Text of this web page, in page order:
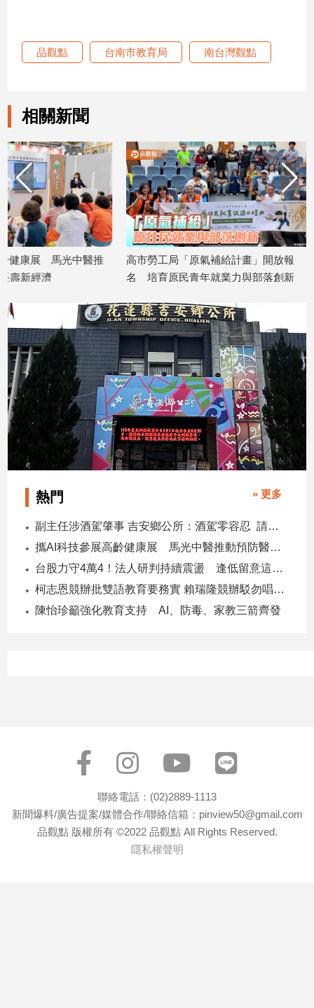
親
情
術
／
文
創
／
電
影
推
薦
科
戲
運
動
寵
物
Pet
影
音
合
作
品觀點 台南市教育局 南台灣觀點
相關新聞
高市勞工局「原氣補給計畫」開放報
名 培育原民青年就業力與部落創新
暑假玩布袋 親子暢
農樂趣
熱門 » 更多
副主任涉酒駕肇事 吉安鄉公所：酒駕零容忍 請辭獲准
攜AI科技參展高齡健康展 馬光中醫推動預防醫學迎接長壽新經濟
台股力守4萬4！法人研判持續震盪 逢低留意這些族群
柯志恩競辦批雙語教育要務實 賴瑞隆競辦駁勿唱衰高雄
陳怡珍籲強化教育支持 AI、防毒、家教三箭齊發
聯絡電話：(02)2889-1113
新聞爆料/廣告提案/媒體合作/聯絡信箱：pinview50@gmail.com
品觀點 版權所有 ©2022 品觀點 All Rights Reserved.
隱私權聲明